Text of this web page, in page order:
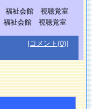
祉会館 視聴覚室
祉会館 視聴覚室
[コメント(0)]